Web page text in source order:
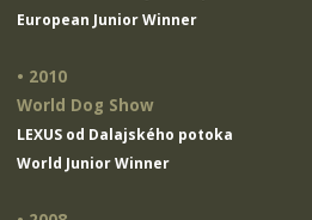
European Junior Winner
• 2010
World Dog Show
LEXUS od Dalajského potoka
World Junior Winner